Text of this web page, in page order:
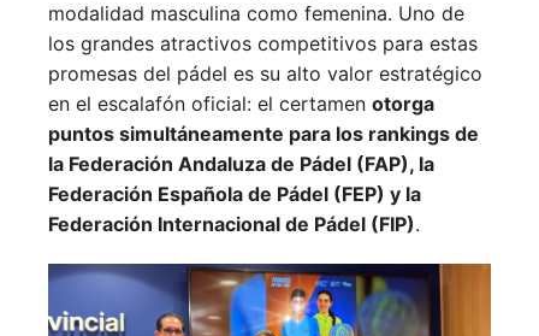
modalidad masculina como femenina. Uno de
los grandes atractivos competitivos para estas
promesas del pádel es su alto valor estratégico
en el escalafón oficial: el certamen otorga
puntos simultáneamente para los rankings de
la Federación Andaluza de Pádel (FAP), la
Federación Española de Pádel (FEP) y la
Federación Internacional de Pádel (FIP).